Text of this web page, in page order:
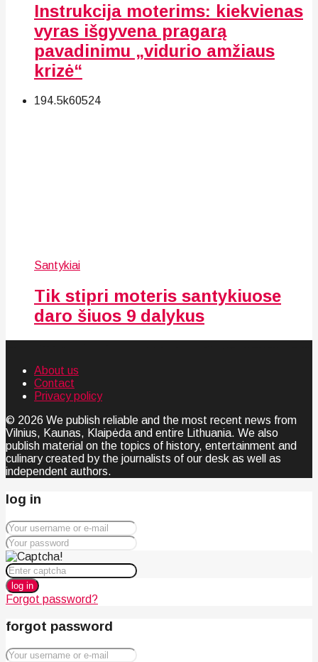
Instrukcija moterims: kiekvienas
vyras išgyvena pragarą
pavadinimu „vidurio amžiaus
krizė“
194.5k60524
Santykiai
Tik stipri moteris santykiuose
daro šiuos 9 dalykus
About us
Contact
Privacy policy
© 2026 We publish reliable and the most recent news from
Vilnius, Kaunas, Klaipėda and entire Lithuania. We also
publish material on the topics of history, entertainment and
culinary created by the journalists of our desk as well as
independent authors.
log in
log in
Forgot password?
forgot password